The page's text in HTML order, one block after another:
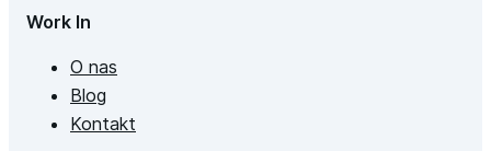
Work In
O nas
Blog
Kontakt